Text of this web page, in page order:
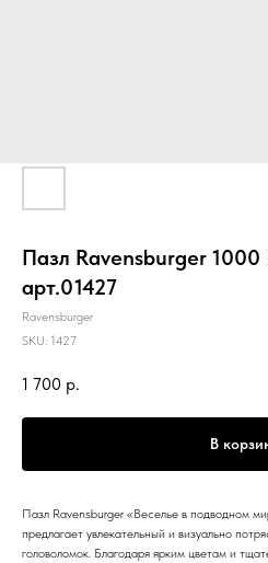
Пазл Ravensburger 1000
арт.01427
Ravensburger
SKU: 1427
1 700 р.
В
Пазл Ravensburger «Веселье в подводном
предлагает увлекательный и визуально
головоломок. Благодаря ярким цветам и